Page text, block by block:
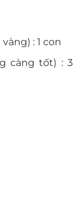
: 1 con
càng tốt) : 3